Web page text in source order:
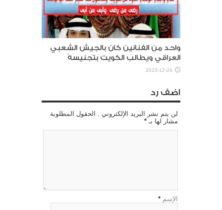
واحد من الفنانين كان بالجيش الشعبي
العراقي ويطالب الكويت بتجنيسهُ
2023-12-24
اضف رد
لن يتم نشر البريد الإلكتروني . الحقول المطلوبة
مشار لها بـ *
الإسم *